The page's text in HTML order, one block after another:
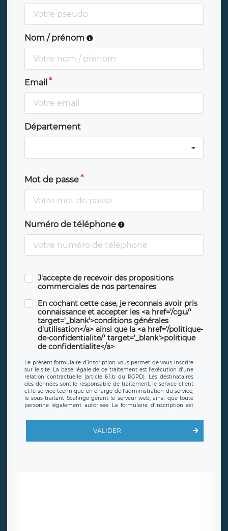
Nom / prénom
Email
Département
Mot de passe
Numéro de téléphone
J'accepte de recevoir des propositions
commerciales de nos partenaires
En cochant cette case, je reconnais avoir pris
connaissance et accepter les <a href='/cgu/'
target='_blank'>conditions générales
d'utilisation</a> ainsi que la <a href='/politique-
de-confidentialite/' target='_blank'>politique
de confidentialite</a>
Le présent formulaire d’inscription vous permet de vous inscrire
sur le site. La base légale de ce traitement est l’exécution d’une
relation contractuelle (article 6.1.b du RGPD). Les destinataires
des données sont le responsable de traitement, le service client
et le service technique en charge de l’administration du service,
le sous-traitant Scalingo gérant le serveur web, ainsi que toute
personne légalement autorisée. Le formulaire d’inscription est
offrant desclauses de protection conformes au RGPD. Les
en sollicite la suppression, étant entendu que vous pouvez
demander la suppression de vos données et retirer votre
VALIDER